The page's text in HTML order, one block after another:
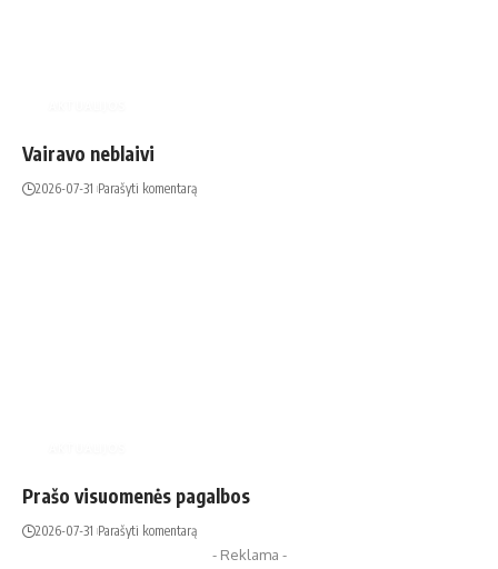
Vairavo neblaivi
2026-07-31 Parašyti komentarą
Prašo visuomenės pagalbos
2026-07-31 Parašyti komentarą
- Reklama -